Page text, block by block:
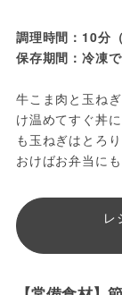
調理時間：10分
保存期間：冷凍
牛こま肉と玉ね
け温めてすぐ丼
も玉ねぎはとろ
おけばお弁当に
レ